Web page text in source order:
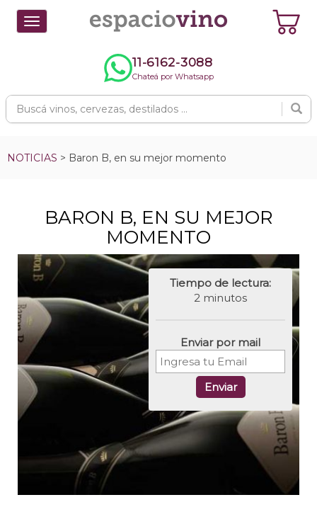
Toggle
navigation
11-6162-3088
Chateá por Whatsapp
NOTICIAS > Baron B, en su mejor momento
BARON B, EN SU MEJOR
MOMENTO
Tiempo de lectura:
2 minutos
Enviar por mail
Enviar